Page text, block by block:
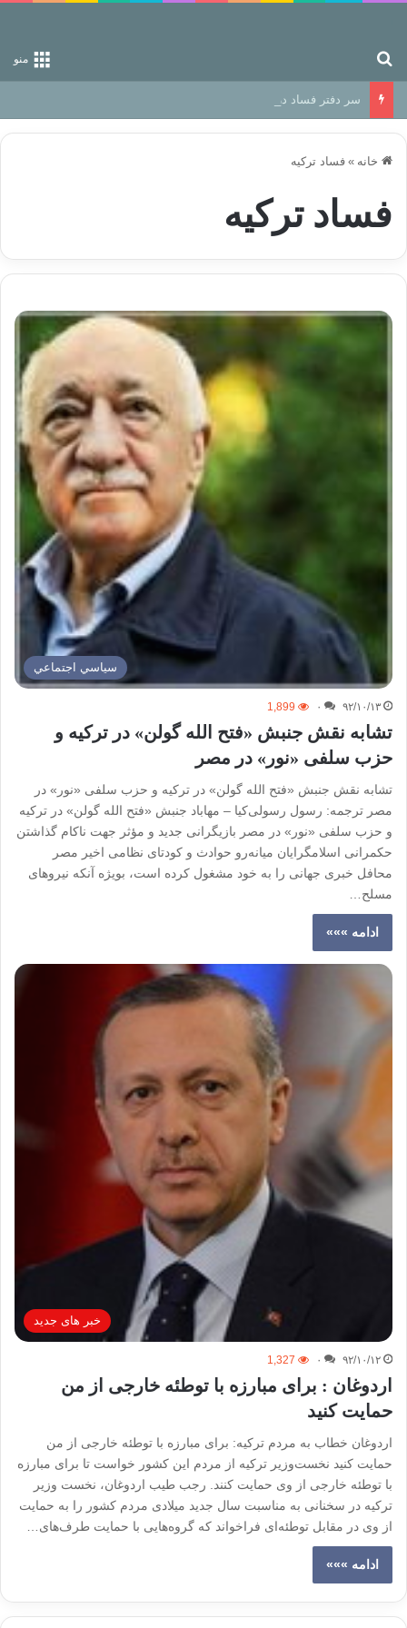
منو
سر دفتر فساد در زمین‌، دوری وکناره‌گیری از راه خداست‌!
خانه » فساد ترکیه
فساد ترکیه
سياسي اجتماعي
۹۲/۱۰/۱۳ ۰ 1,899
تشابه نقش جنبش «فتح الله گولن» در ترکیه و
حزب سلفی «نور» در مصر
تشابه نقش جنبش «فتح الله گولن» در ترکیه و حزب سلفی «نور» در
مصر ترجمه: رسول رسولی‌کیا – مهاباد جنبش «فتح الله گولن» در ترکیه
و حزب سلفی «نور» در مصر بازیگرانی جدید و مؤثر جهت ناکام گذاشتن
حکمرانی اسلامگرایان میانەرو حوادث و کودتای نظامی اخیر مصر
محافل خبری جهانی را به خود مشغول کرده است، بویژه آنکه نیروهای
مسلح…
ادامه »»»
خبر های جدید
۹۲/۱۰/۱۲ ۰ 1,327
اردوغان : برای مبارزه با توطئه خارجی از من
حمایت کنید
اردوغان خطاب به مردم ترکیه: برای مبارزه با توطئه خارجی از من
حمایت کنید نخست‌وزیر ترکیه از مردم این کشور خواست تا برای مبارزه
با توطئه خارجی از وی حمایت کنند. رجب طیب اردوغان، نخست وزیر
ترکیه در سخنانی به مناسبت سال جدید میلادی مردم کشور را به حمایت
از وی در مقابل توطئه‌ای فراخواند که گروه‌هایی با حمایت طرف‌های…
ادامه »»»